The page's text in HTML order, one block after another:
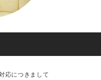
応につきまして